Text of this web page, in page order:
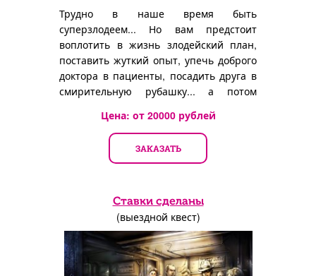
Трудно в наше время быть
суперзлодеем... Но вам предстоит
воплотить в жизнь злодейский план,
поставить жуткий опыт, упечь доброго
доктора в пациенты, посадить друга в
смирительную рубашку... а потом
Цена: от 20000рублей
ЗАКАЗАТЬ
Ставки сделаны
(выездной квест)